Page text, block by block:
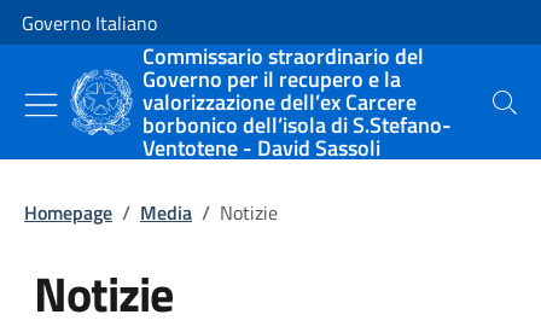
Vai al contenuto
Vai alla navigazione del sito
Governo Italiano
Commissario straordinario del
Governo per il recupero e la
valorizzazione dell’ex Carcere
borbonico dell’isola di S.Stefano-
Ventotene - David Sassoli
Cerca
Homepage / Media / Notizie
Notizie